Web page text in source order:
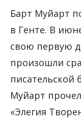
Барт Муйарт
в Генте. В
свою первую
произошли
писательской
Муйарт
«Элегия